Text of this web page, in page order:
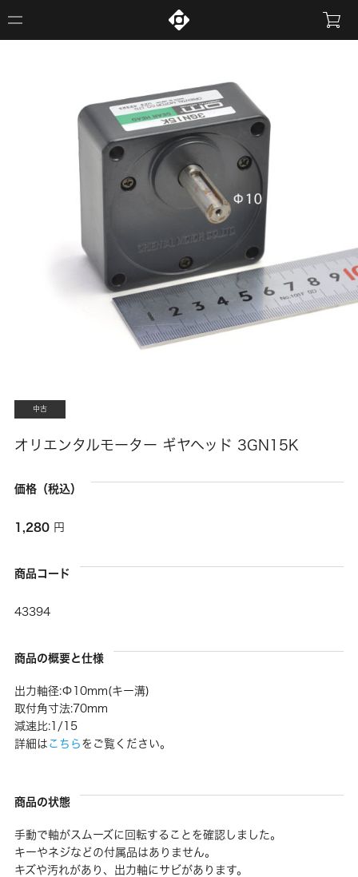
中古
オリエンタルモーター ギヤヘッド 3GN15K
価格（税込）
1,280 円
商品コード
43394
商品の概要と仕様
出力軸径:Φ10mm(キー溝)
取付角寸法:70mm
減速比:1/15
詳細はこちらをご覧ください。
商品の状態
手動で軸がスムーズに回転することを確認しました。
キーやネジなどの付属品はありません。
キズや汚れがあり、出力軸にサビがあります。